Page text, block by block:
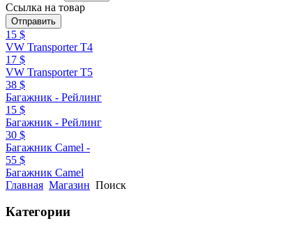
Ссылка на товар
15 $
VW Transporter T4
17 $
VW Transporter T5
38 $
Багажник - Рейлинг
15 $
Багажник - Рейлинг
30 $
Багажник Camel -
55 $
Багажник Camel
Главная Магазин Поиск
Категории